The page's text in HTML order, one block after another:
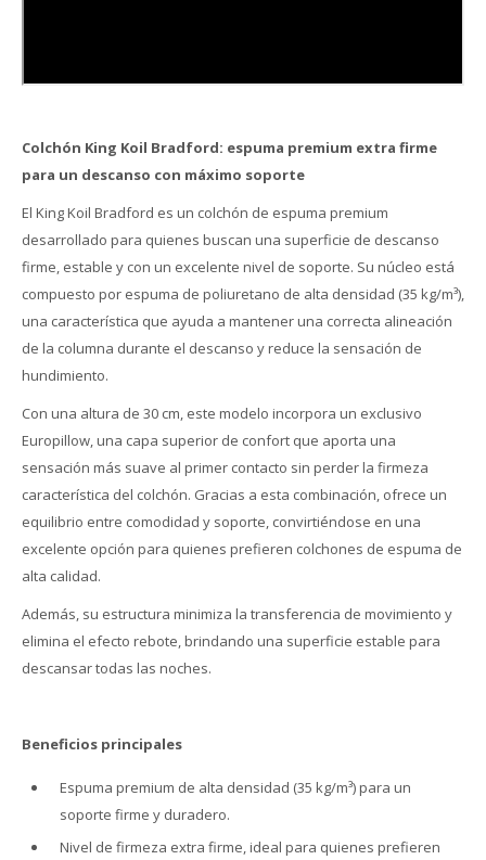
Colchón King Koil Bradford: espuma premium extra firme
para un descanso con máximo soporte
El King Koil Bradford es un colchón de espuma premium
desarrollado para quienes buscan una superficie de descanso
firme, estable y con un excelente nivel de soporte. Su núcleo está
compuesto por espuma de poliuretano de alta densidad (35 kg/m³),
una característica que ayuda a mantener una correcta alineación
de la columna durante el descanso y reduce la sensación de
hundimiento.
Con una altura de 30 cm, este modelo incorpora un exclusivo
Europillow, una capa superior de confort que aporta una
sensación más suave al primer contacto sin perder la firmeza
característica del colchón. Gracias a esta combinación, ofrece un
equilibrio entre comodidad y soporte, convirtiéndose en una
excelente opción para quienes prefieren colchones de espuma de
alta calidad.
Además, su estructura minimiza la transferencia de movimiento y
elimina el efecto rebote, brindando una superficie estable para
descansar todas las noches.
Beneficios principales
Espuma premium de alta densidad (35 kg/m³) para un
soporte firme y duradero.
Nivel de firmeza extra firme, ideal para quienes prefieren